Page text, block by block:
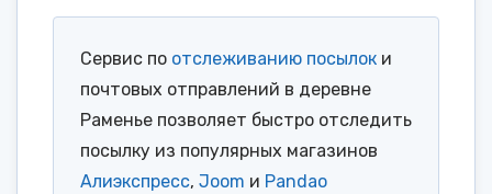
Сервис по отслеживанию посылок и
почтовых отправлений в деревне
Раменье позволяет быстро отследить
посылку из популярных магазинов
Алиэкспресс, Joom и Pandao